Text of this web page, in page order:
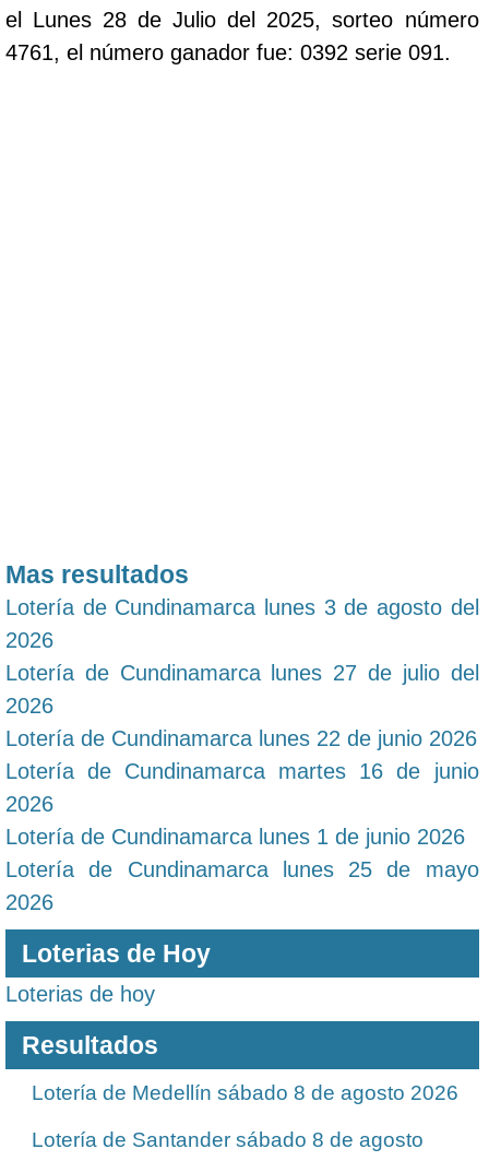
el Lunes 28 de Julio del 2025, sorteo número
4761, el número ganador fue: 0392 serie 091.
Mas resultados
Lotería de Cundinamarca lunes 3 de agosto del
2026
Lotería de Cundinamarca lunes 27 de julio del
2026
Lotería de Cundinamarca lunes 22 de junio 2026
Lotería de Cundinamarca martes 16 de junio
2026
Lotería de Cundinamarca lunes 1 de junio 2026
Lotería de Cundinamarca lunes 25 de mayo
2026
Loterias de Hoy
Loterias de hoy
Resultados
Lotería de Medellín sábado 8 de agosto 2026
Lotería de Santander sábado 8 de agosto